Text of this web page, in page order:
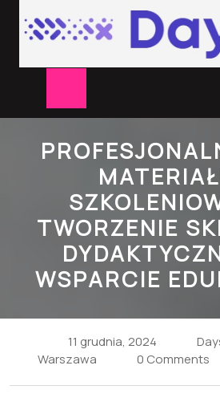
content
Button
TWORZENIE
WSPARCIE
11 grudnia, 2024
Warszawa
0 Comments